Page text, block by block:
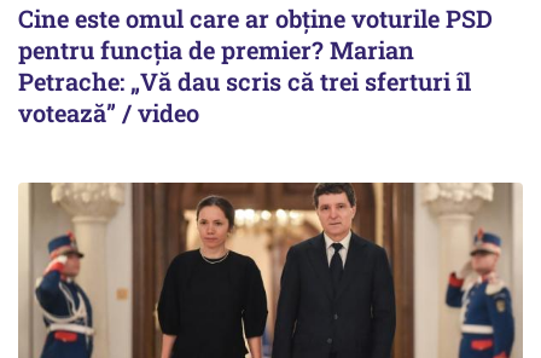
Cine este omul care ar obține voturile PSD
pentru funcția de premier? Marian
Petrache: „Vă dau scris că trei sferturi îl
votează” / video